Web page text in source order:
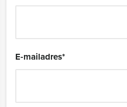
E-mailadres*